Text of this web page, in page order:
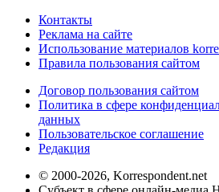
Контакты
Реклама на сайте
Использование материалов
Правила пользования сайтом
Договор пользования сайтом
Политика в сфере
данных
Пользовательское соглашение
Редакция
© 2000-2026, Korrespondent.net